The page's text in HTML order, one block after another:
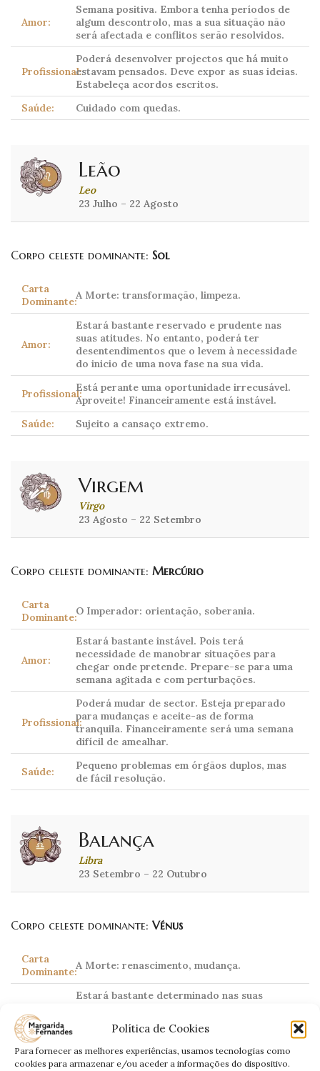
Política de Cookies
Para fornecer as melhores experiências, usamos tecnologias como
cookies para armazenar e/ou aceder a informações do dispositivo.
Amor:
Semana positiva. Embora tenha períodos de
algum descontrolo, mas a sua situação não
será afectada e conflitos serão resolvidos.
Profissional:
Poderá desenvolver projectos que há muito
estavam pensados. Deve expor as suas ideias.
Estabeleça acordos escritos.
Saúde:
Cuidado com quedas.
Leão
Leo
23 Julho – 22 Agosto
Corpo celeste dominante: Sol
Carta
Dominante:A Morte: transformação, limpeza.
Amor:
Estará bastante reservado e prudente nas
suas atitudes. No entanto, poderá ter
desentendimentos que o levem à necessidade
do inicio de uma nova fase na sua vida.
Profissional:Está perante uma oportunidade irrecusável.
Aproveite! Financeiramente está instável.
Saúde:
Sujeito a cansaço extremo.
Virgem
Virgo
23 Agosto – 22 Setembro
Corpo celeste dominante: Mercúrio
Carta
Dominante:O Imperador: orientação, soberania.
Amor:
Estará bastante instável. Pois terá
necessidade de manobrar situações para
chegar onde pretende. Prepare-se para uma
semana agitada e com perturbações.
Profissional:
Poderá mudar de sector. Esteja preparado
para mudanças e aceite-as de forma
tranquila. Financeiramente será uma semana
difícil de amealhar.
Saúde:
Pequeno problemas em órgãos duplos, mas
de fácil resolução.
Balança
Libra
23 Setembro – 22 Outubro
Corpo celeste dominante: Vénus
Carta
Dominante:A Morte: renascimento, mudança.
Amor:
Estará bastante determinado nas suas
nas suas acções, sentindo que poderia fazer
mais e que não é capaz. Faça mudanças em
casa ou de casa.